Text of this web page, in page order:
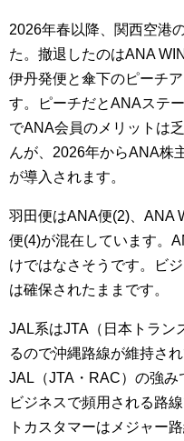
2026年春以降、関西空港
た。撤退したのはANA
伊丹発便と傘下のピーチ
す。ピーチだとANAステ
でANA会員のメリットは
んが、2026年からANA株
が導入されます。
羽田便はANA便(2)、ANA
便(4)が混在しています。
けではなさそうです。ビ
は確保されたままです。
JAL系はJTA（日本トラン
るので沖縄路線が維持さ
JAL（JTA・RAC）の強み
ビジネスで頻用される路
トカスタマーはメジャー